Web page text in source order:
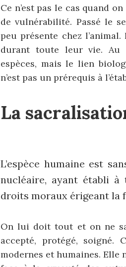
Ce n’est pas le cas quand
de vulnérabilité. Passé le
peu présente chez
durant toute leur vie. Au
espèces, mais le lien
n’est pas un prérequis à
La
L’espèce humaine est
nucléaire, ayant établi
droits moraux érigeant la
On lui doit tout et on ne
accepté, protégé, soigné.
modernes et humaines. Elle